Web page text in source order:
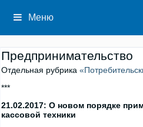
содержимому
Меню
Предпринимательство
Отдельная рубрика
***
21.02.2017: О новом порядке
кассовой техники